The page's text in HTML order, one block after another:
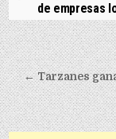
de empresas
Post
← Tarzanes